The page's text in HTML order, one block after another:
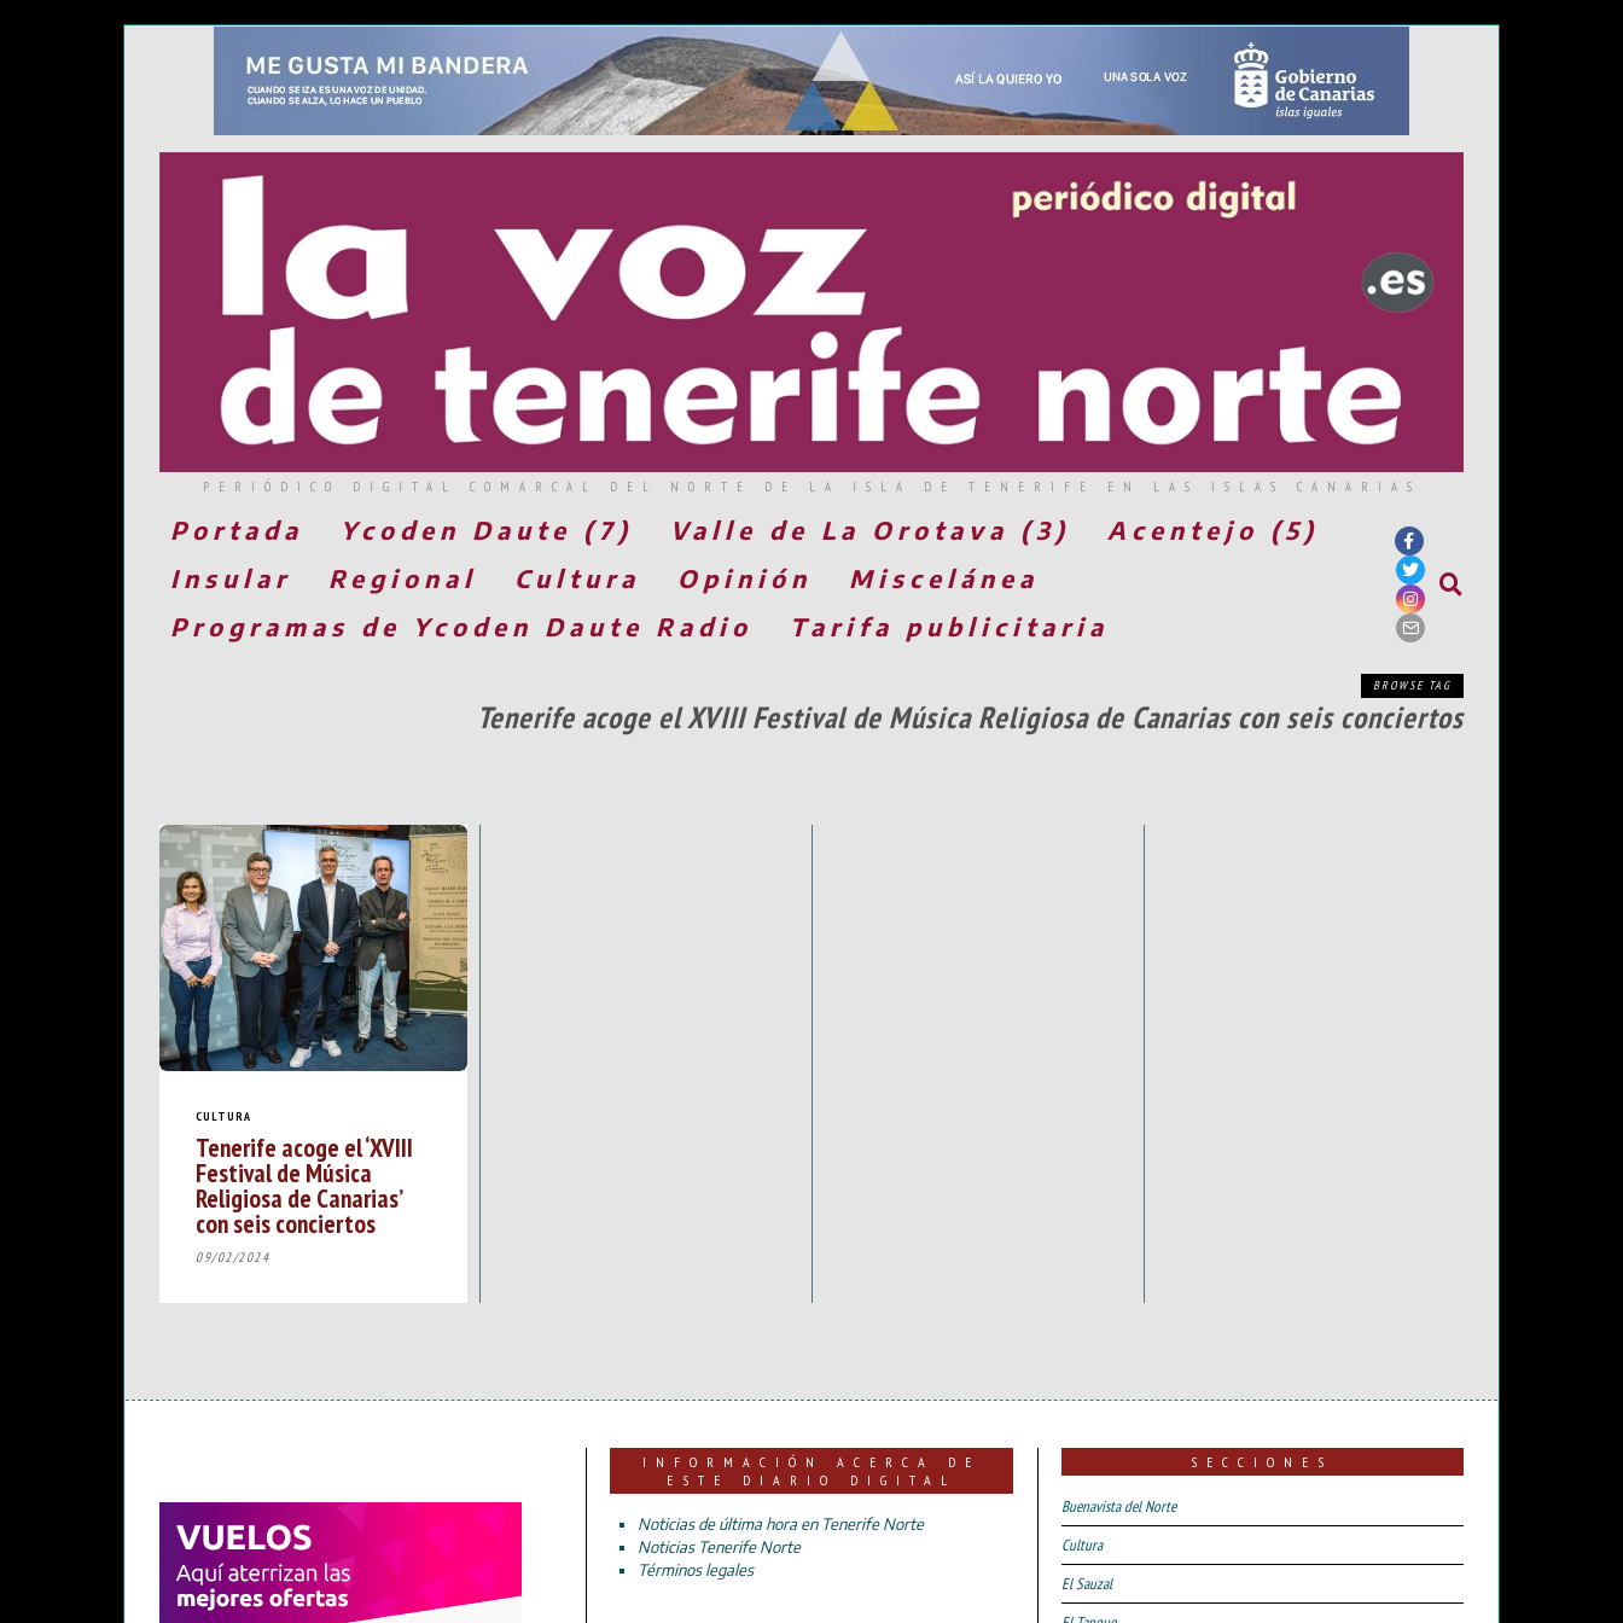
PERIÓDICO DIGITAL COMARCAL DEL NORTE DE LA ISLA DE TENERIFE EN LAS ISLAS CANARIAS
Portada Ycoden Daute (7) Valle de La Orotava (3)
Acentejo (5)
Insular
Regional Cultura Opinión
Miscelánea
Programas de Ycoden Daute Radio
Tarifa publicitaria
BROWSE TAG
Tenerife acoge el XVIII Festival de Música Religiosa de Canarias con seis conciertos
CULTURA
Tenerife acoge el ‘XVIII
Festival de Música
Religiosa de Canarias’
con seis conciertos
09/02/2024
INFORMACIÓN ACERCA DE
ESTE DIARIO DIGITAL
Noticias de última hora en Tenerife Norte
Noticias Tenerife Norte
Términos legales
SECCIONES
Buenavista del Norte
Cultura
El Sauzal